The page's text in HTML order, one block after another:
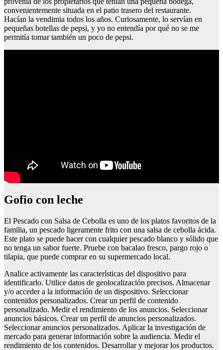
convenientemente situada en el patio trasero del restaurante.
Hacían la vendimia todos los años. Curiosamente, lo servían en
pequeñas botellas de pepsi, y yo no entendía por qué no se me
permitía tomar también un poco de pepsi.
Gofio con leche
El Pescado con Salsa de Cebolla es uno de los platos favoritos de la
familia, un pescado ligeramente frito con una salsa de cebolla ácida.
Este plato se puede hacer con cualquier pescado blanco y sólido que
no tenga un sabor fuerte. Pruebe con bacalao fresco, pargo rojo o
tilapia, que puede comprar en su supermercado local.
Analice activamente las características del dispositivo para
identificarlo. Utilice datos de geolocalización precisos. Almacenar
y/o acceder a la información de un dispositivo. Seleccionar
contenidos personalizados. Crear un perfil de contenido
personalizado. Medir el rendimiento de los anuncios. Seleccionar
anuncios básicos. Crear un perfil de anuncios personalizados.
Seleccionar anuncios personalizados. Aplicar la investigación de
mercado para generar información sobre la audiencia. Medir el
rendimiento de los contenidos. Desarrollar y mejorar los productos.